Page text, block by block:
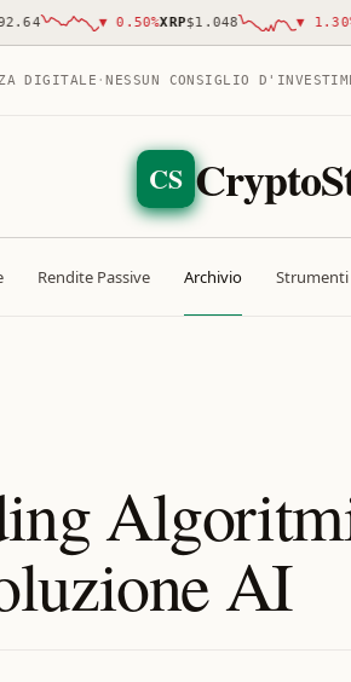
▼ 0.50%XRP$1.048 ▼ 1.30%
DIGITALE ·NESSUN CONSIGLIO
CS
Rendite Passive Archivio Strumenti
AI